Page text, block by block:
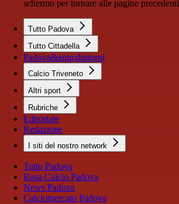
schermo per tornare alle pagine precedenti
Tutto Padova
Tutto Cittadella
Padova&amp;dintorni
Calcio Triveneto
Altri sport
Rubriche
Editoriale
Redazione
I siti del nostro network
Tutto Padova
Rosa Calcio Padova
News Padova
Calciomercato Padova